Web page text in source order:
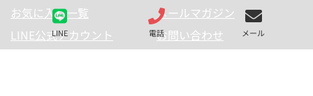
LINE 電話 メール
お気に入り一覧
メールマガジン
LINE公式アカウント
お問い合わせ